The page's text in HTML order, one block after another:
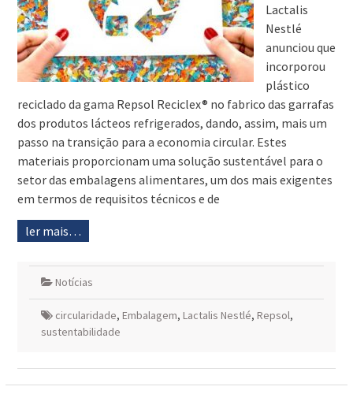
Lactalis
Nestlé
anunciou que
incorporou
plástico
reciclado da gama Repsol Reciclex® no fabrico das garrafas
dos produtos lácteos refrigerados, dando, assim, mais um
passo na transição para a economia circular. Estes
materiais proporcionam uma solução sustentável para o
setor das embalagens alimentares, um dos mais exigentes
em termos de requisitos técnicos e de
ler mais…
Notícias
circularidade, Embalagem, Lactalis Nestlé, Repsol,
sustentabilidade